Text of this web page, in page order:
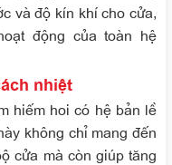
và độ kín khí cho cửa,
động của toàn hệ
nhiệt
hiếm hoi có hệ bản lề
không chỉ mang đến
cửa mà còn giúp tăng